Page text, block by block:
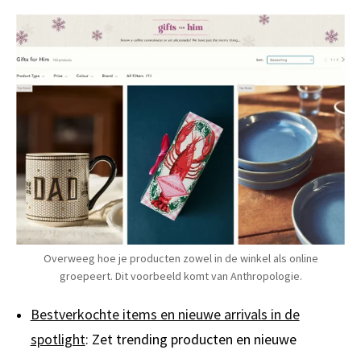
Overweeg hoe je producten zowel in de winkel als online
groepeert. Dit voorbeeld komt van Anthropologie.
Bestverkochte items en nieuwe arrivals in de
spotlight: Zet trending producten en nieuwe